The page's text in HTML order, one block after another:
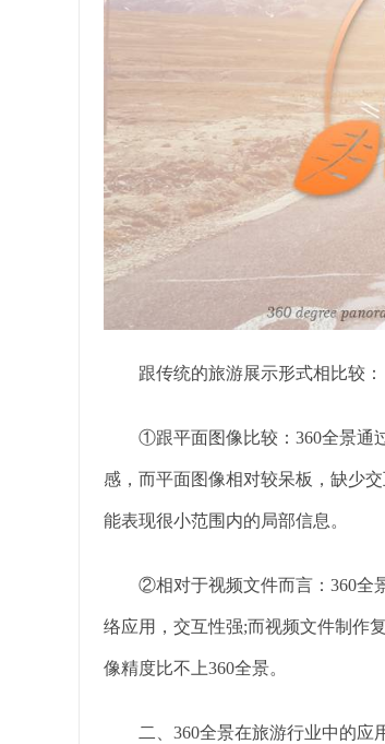
跟传统的旅游展示形式相比较：
①跟平面图像比较：360全景通过
感，而平面图像相对较呆板，缺少
能表现很小范围内的局部信息。
②相对于视频文件而言：360全景
络应用，交互性强;而视频文件制作
像精度比不上360全景。
二、360全景在旅游行业中的应